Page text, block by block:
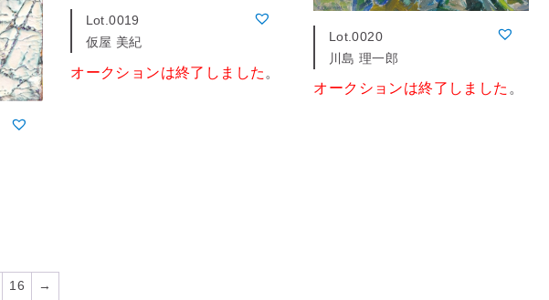
Lot.0019
仮屋 美紀
オークションは終了しました 。
Lot.0020
川島 理一郎
オークションは終了しました 。
16 →